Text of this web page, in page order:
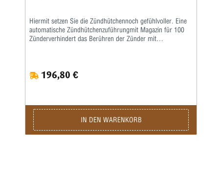
Hiermit setzen Sie die Zündhütchennoch gefühlvoller. Eine
automatische Zündhütchenzuführungmit Magazin für 100
Zünderverhindert das Berühren der Zünder mit
196,80 €
IN DEN WARENKORB